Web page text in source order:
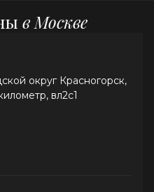
в Москве
округ Красногорск,
вл2с1